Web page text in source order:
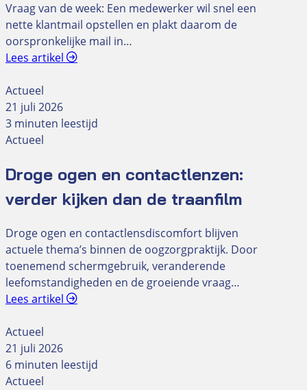
Vraag van de week: Een medewerker wil snel een
nette klantmail opstellen en plakt daarom de
oorspronkelijke mail in…
Lees artikel
Actueel
21 juli 2026
3 minuten leestijd
Actueel
Droge ogen en contactlenzen:
verder kijken dan de traanfilm
Droge ogen en contactlensdiscomfort blijven
actuele thema’s binnen de oogzorgpraktijk. Door
toenemend schermgebruik, veranderende
leefomstandigheden en de groeiende vraag…
Lees artikel
Actueel
21 juli 2026
6 minuten leestijd
Actueel